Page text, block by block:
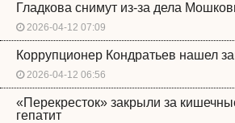
Гладкова снимут из-за дела
2026-04-12 07:09
Коррупционер Кондратьев нашел
2026-04-12 06:56
«Перекресток» закрыли за
гепатит